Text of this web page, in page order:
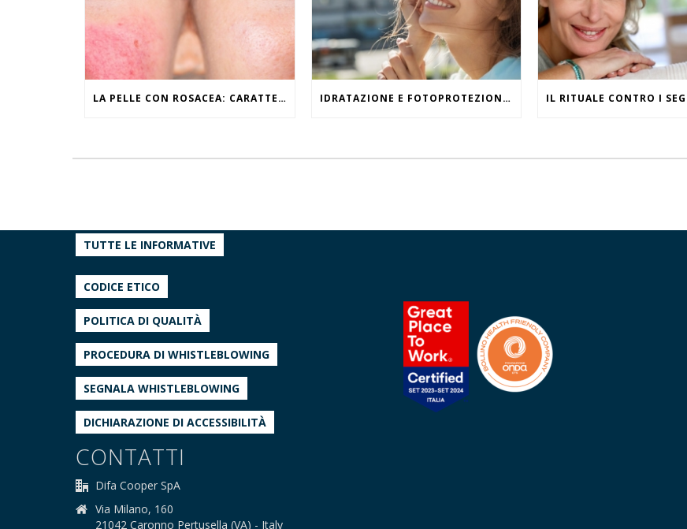
LA PELLE CON ROSACEA: CARATTERISTICHE ED EFFETTI DEL CALDO IDRATAZIONE E FOTOPROTEZIONE, WHAT ELSE?
TUTTE LE INFORMATIVE
CODICE ETICO
POLITICA DI QUALITÀ
PROCEDURA DI WHISTLEBLOWING
SEGNALA WHISTLEBLOWING
DICHIARAZIONE DI ACCESSIBILITÀ
CONTATTI
Difa Cooper SpA
Via Milano, 160
21042 Caronno Pertusella (VA) - Italy